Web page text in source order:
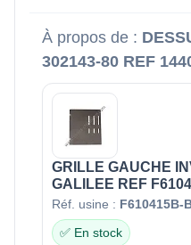
À propos de :
302143-80 REF
GRILLE GAUCHE
GALILEE REF
Réf. usine : F610415B-
✅ En stock